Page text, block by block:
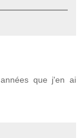
que j'en ai